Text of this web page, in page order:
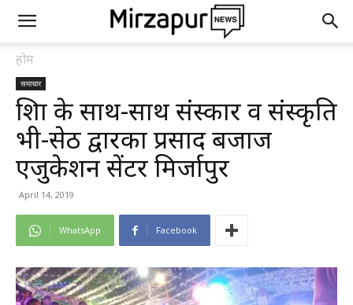
होम
समाचार
शिक्षा के साथ-साथ संस्कार व संस्कृति
भी-सेठ द्वारका प्रसाद बजाज
एजुकेशन सेंटर मिर्जापुर
April 14, 2019
WhatsApp Facebook